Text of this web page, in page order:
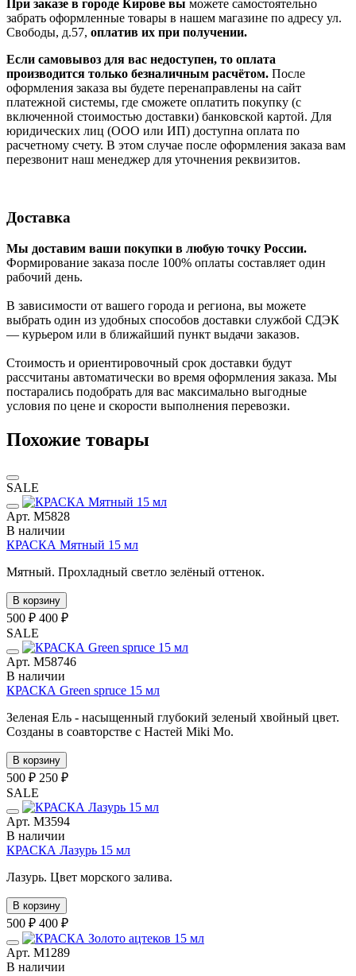
При заказе в городе Кирове вы можете самостоятельно
забрать оформленные товары в нашем магазине по адресу ул.
Свободы, д.57, оплатив их при получении.
Если самовывоз для вас недоступен, то оплата
производится только безналичным расчётом. После
оформления заказа вы будете перенаправлены на сайт
платежной системы, где сможете оплатить покупку (с
включенной стоимостью доставки) банковской картой. Для
юридических лиц (ООО или ИП) доступна оплата по
расчетному счету. В этом случае после оформления заказа вам
перезвонит наш менеджер для уточнения реквизитов.
Доставка
Мы доставим ваши покупки в любую точку России.
Формирование заказа после 100% оплаты составляет один
рабочий день.
В зависимости от вашего города и региона, вы можете
выбрать один из удобных способов доставки службой СДЭК
— курьером или в ближайший пункт выдачи заказов.
Стоимость и ориентировочный срок доставки будут
рассчитаны автоматически во время оформления заказа. Мы
постарались подобрать для вас максимально выгодные
условия по цене и скорости выполнения перевозки.
Похожие товары
SALE
Арт. М5828
В наличии
КРАСКА Мятный 15 мл
Мятный. Прохладный светло зелёный оттенок.
В корзину
500 ₽ 400 ₽
SALE
Арт. М58746
В наличии
КРАСКА Green spruce 15 мл
Зеленая Ель - насыщенный глубокий зеленый хвойный цвет.
Созданы в соавторстве с Настей Miki Mo.
В корзину
500 ₽ 250 ₽
SALE
Арт. М3594
В наличии
КРАСКА Лазурь 15 мл
Лазурь. Цвет морского залива.
В корзину
500 ₽ 400 ₽
Арт. М1289
В наличии